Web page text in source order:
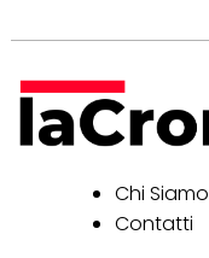
Chi Siamo
Contatti